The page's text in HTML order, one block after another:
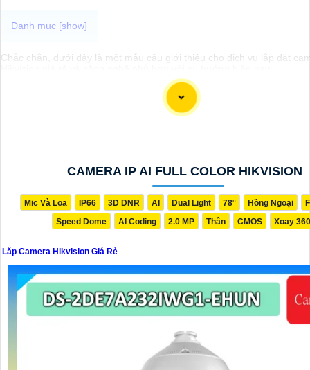
Chắc chắn, dưới đây là một mẫu câu giới thiệu cho dịch vụ lắp đặt
"Chào bạn! Bạn đang cần giải pháp an ninh hiện đại và đáng tin cậy
hoặc cơ sở kinh doanh của mình? Hãy để chúng tôi giúp bạn với dịch
camera Hikvision giá rẻ, mang đến công nghệ hàng đầu và hiệu suất
chúng tôi, bạn hoàn toàn yên tâm về an ninh mà không cần lo lắng về
CAMERA IP AI FULL COLOR HIKVISION
Mic Và Loa IP66 3D DNR AI Dual Light 78° Hồng Ngoại
Speed Dome
AI Coding 2.0 MP Thân CMOS Xoay 360
Lắp Camera Hikvision Giá Rẻ